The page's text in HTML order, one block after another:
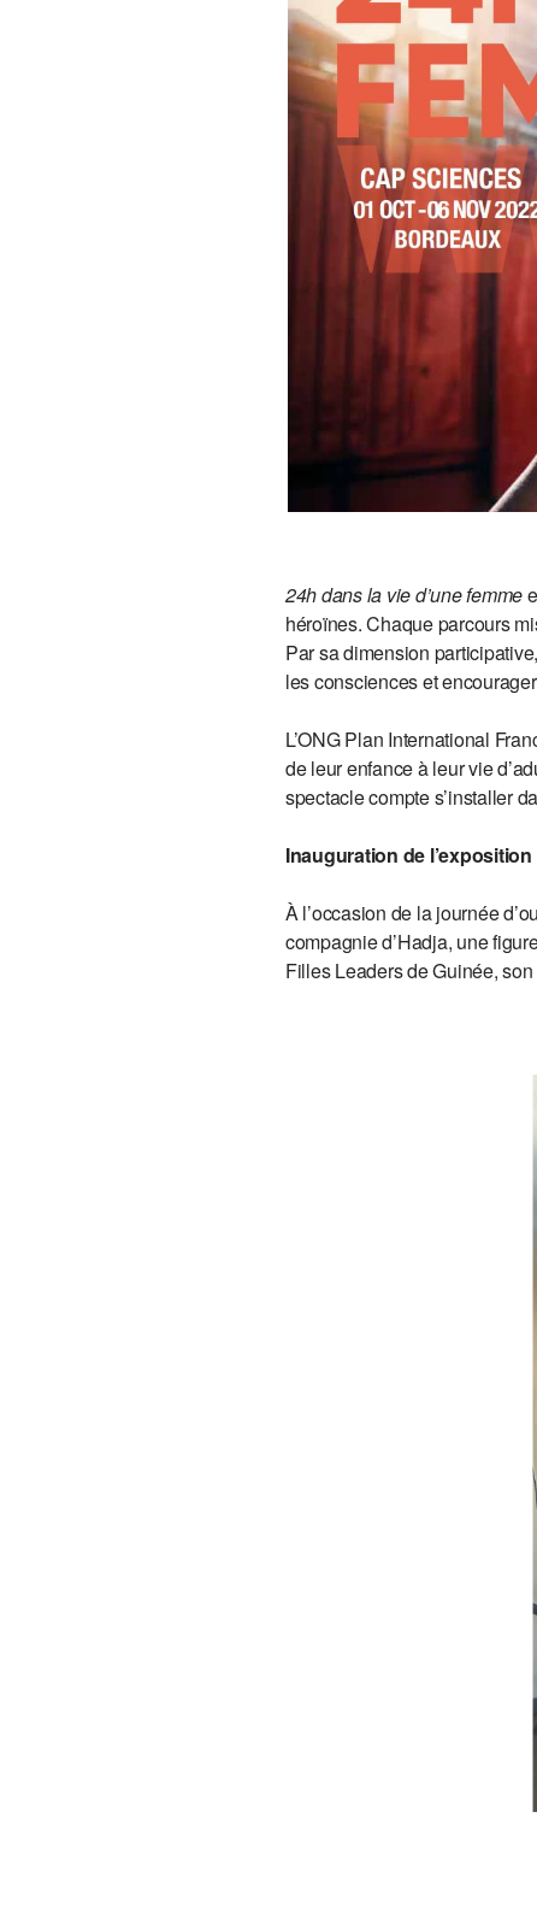
24h dans la vie d’une femme
héroïnes. Chaque parcours
Par sa dimension
les consciences et
L’ONG Plan International
de leur enfance à leur vie
spectacle compte s’installer
Inauguration de l’exposition
À l’occasion de la journée
compagnie d’Hadja, une
Filles Leaders de Guinée,